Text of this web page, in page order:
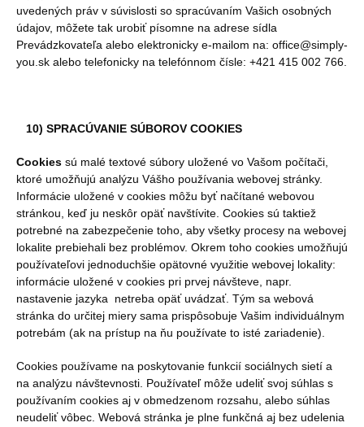
uvedených práv v súvislosti so spracúvaním Vašich osobných
údajov, môžete tak urobiť písomne na adrese sídla
Prevádzkovateľa alebo elektronicky e-mailom na: office@simply-
you.sk alebo telefonicky na telefónnom čísle: +421 415 002 766.
10) SPRACÚVANIE SÚBOROV COOKIES
Cookies sú malé textové súbory uložené vo Vašom počítači,
ktoré umožňujú analýzu Vášho používania webovej stránky.
Informácie uložené v cookies môžu byť načítané webovou
stránkou, keď ju neskôr opäť navštívite. Cookies sú taktiež
potrebné na zabezpečenie toho, aby všetky procesy na webovej
lokalite prebiehali bez problémov. Okrem toho cookies umožňujú
používateľovi jednoduchšie opätovné využitie webovej lokality:
informácie uložené v cookies pri prvej návšteve, napr.
nastavenie jazyka netreba opäť uvádzať. Tým sa webová
stránka do určitej miery sama prispôsobuje Vašim individuálnym
potrebám (ak na prístup na ňu používate to isté zariadenie).
Cookies používame na poskytovanie funkcií sociálnych sietí a
na analýzu návštevnosti. Používateľ môže udeliť svoj súhlas s
používaním cookies aj v obmedzenom rozsahu, alebo súhlas
neudeliť vôbec. Webová stránka je plne funkčná aj bez udelenia